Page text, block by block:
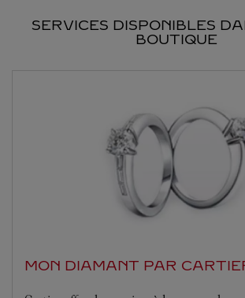
SERVICES DISPONIBLES
BOUTIQUE
MON DIAMANT PAR